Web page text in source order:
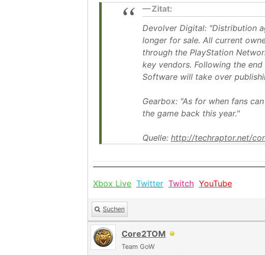
Zitat:
Devolver Digital: "Distribution
longer for sale. All current
through the PlayStation
key vendors. Following the
Software will take over
Gearbox: "As for when fans
the game back this year."
Quelle: http://techraptor.net/
Xbox Live Twitter Twitch YouTube
Suchen
Core2TOM
Team GoW